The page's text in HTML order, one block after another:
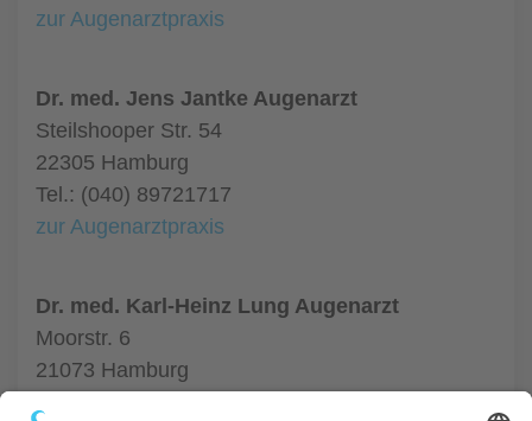
zur Augenarztpraxis
Dr. med. Jens Jantke Augenarzt
Steilshooper Str. 54
22305 Hamburg
Tel.: (040) 89721717
zur Augenarztpraxis
Dr. med. Karl-Heinz Lung Augenarzt
Moorstr. 6
21073 Hamburg